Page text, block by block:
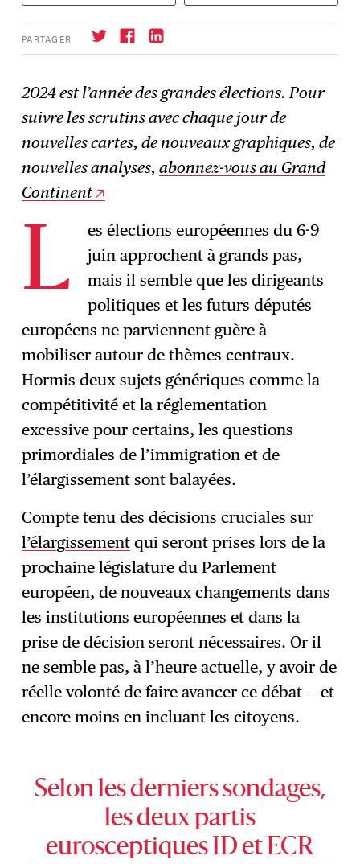
PARTAGER
→ S'abonner
2024 est l’année des grandes élections. Pour
suivre les scrutins avec chaque jour de
nouvelles cartes, de nouveaux graphiques, de
nouvelles analyses,abonnez-vous au Grand
Continent
L
es élections européennes du 6-9
juin approchent à grands pas,
mais il semble que les dirigeants
politiques et les futurs députés
européens ne parviennent guère à
mobiliser autour de thèmes centraux.
Hormis deux sujets génériques comme la
compétitivité et la réglementation
excessive pour certains, les questions
primordiales de l’immigration et de
l’élargissement sont balayées.
Compte tenu des décisions cruciales sur
l’élargissement qui seront prises lors de la
prochaine législature du Parlement
européen, de nouveaux changements dans
les institutions européennes et dans la
prise de décision seront nécessaires. Or il
ne semble pas, à l’heure actuelle, y avoir de
réelle volonté de faire avancer ce débat — et
encore moins en incluant les citoyens.
Selon les derniers sondages,
les deux partis
eurosceptiques ID et ECR